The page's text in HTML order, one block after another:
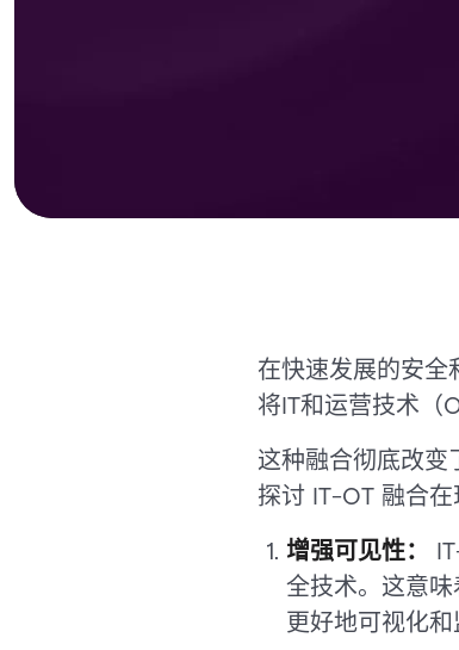
在快速发展的安全
将IT和运营技术（
这种融合彻底改变
探讨 IT-OT 融合在
增强可见性：
全技术。这意
更好地可视化